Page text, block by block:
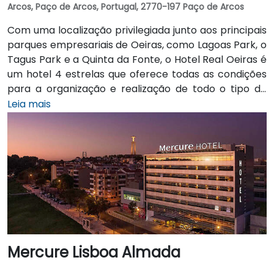
Arcos, Paço de Arcos, Portugal, 2770-197 Paço de Arcos
Com uma localização privilegiada junto aos principais
parques empresariais de Oeiras, como Lagoas Park, o
Tagus Park e a Quinta da Fonte, o Hotel Real Oeiras é
um hotel 4 estrelas que oferece todas as condições
para a organização e realização de todo o tipo de
reuniões e eventos sociais. Quer se trate de uma
reunião de negócios, um congresso, um evento
empresarial, evento social, um jantar ou almoço
privado, um casamento, um batizado, uma festa de
aniversário ou até mesmo um divertido aniversário de
criança, as 8 salas multifuncionais são a opção ideal.
Todas as salas têm luz natural e acesso direto à
piscina exterior e zonas verdes envolventes que
fazem com que este hotel seja a escolha perfeita
para tornar o seu evento num acontecimento
memorável.
Leia mais
Mercure Lisboa Almada